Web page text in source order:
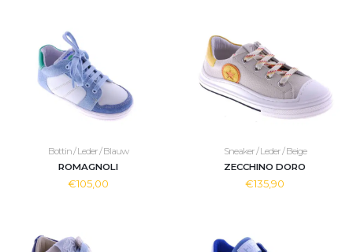
Bottin / Leder / Blauw
ROMAGNOLI
€105,00
Sneaker / Leder / Beige
ZECCHINO DORO
€135,90